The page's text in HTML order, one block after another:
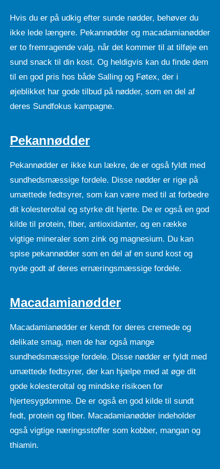
Hvis du er på udkig efter sunde nødder, behøver du
ikke lede længere. Pekannødder og macadamianødder
er to fremragende valg, når det kommer til at tilføje en
sund snack til din kost. Og heldigvis kan du finde dem
til en god pris hos både Salling og Føtex, der i
øjeblikket har gode tilbud på nødder, som en del af
deres Sundfokus kampagne.
Pekannødder
Pekannødder er ikke kun lækre, de er også fyldt med
sundhedsmæssige fordele. Disse nødder er rige på
umættede fedtsyrer, som kan være med til at forbedre
dit kolesteroltal og styrke dit hjerte. De er også en god
kilde til protein, fiber, antioxidanter, og en række
vigtige mineraler som zink og magnesium. Du kan
spise pekannødder som en del af en sund kost og
nyde godt af deres ernæringsmæssige fordele.
Macadamianødder
Macadamianødder er kendt for deres cremede og
delikate smag, men de har også mange
sundhedsmæssige fordele. Disse nødder er fyldt med
umættede fedtsyrer, der kan hjælpe med at øge dit
gode kolesteroltal og mindske risikoen for
hjertesygdomme. De er også en god kilde til sundt
fedt, protein og fiber. Macadamianødder indeholder
også vigtige næringsstoffer som kobber, mangan og
thiamin.